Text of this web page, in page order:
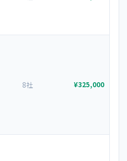
8社 ¥325,000